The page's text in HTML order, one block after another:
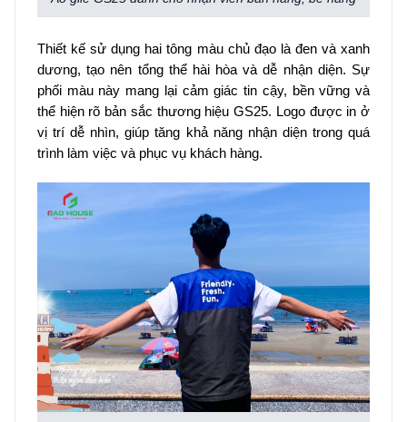
Thiết kế sử dụng hai tông màu chủ đạo là đen và xanh
dương, tạo nên tổng thể hài hòa và dễ nhận diện. Sự
phối màu này mang lại cảm giác tin cậy, bền vững và
thể hiện rõ bản sắc thương hiệu GS25. Logo được in ở
vị trí dễ nhìn, giúp tăng khả năng nhận diện trong quá
trình làm việc và phục vụ khách hàng.